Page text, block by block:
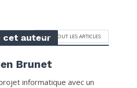
cet auteurVOIR TOUT LES ARTICLES
Brunet
informatique avec un